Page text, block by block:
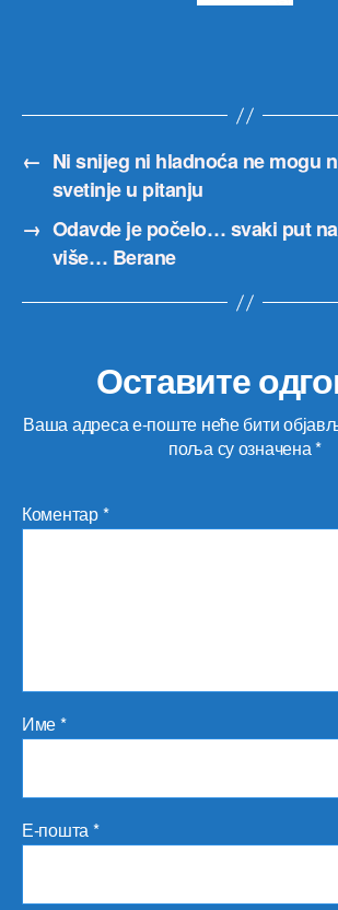
← Ni snijeg ni hladnoća ne mogu
svetinje u pitanju
→ Odavde je počelo… svaki put
više… Berane
Оставите
Ваша адреса е-поште неће бити
поља су означена*
Коментар*
Име*
Е-пошта*